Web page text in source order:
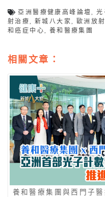
亞洲醫療健康高峰論壇,光
射治療,新城八大家, 歐洲放
和癌症中心, 養和醫療集團
相關文章：
養和醫療集團與西門子